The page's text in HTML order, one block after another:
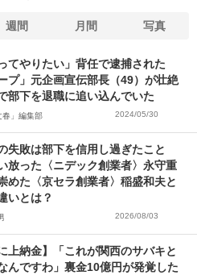
週間 月間 写真
てやりたい」背任で逮捕された
プ」元企画宣伝部長（49）が壮絶
部下を退職に追い込んでいた
春」編集部 2024/05/30
失敗は部下を信用し過ぎたこと
放った〈ニデック創業者〉永守重
た〈京セラ創業者〉稲盛和夫と
いとは？
2026/08/03
上納金】「これが関西のサバキと
んですわ」裏金10億円が発覚した